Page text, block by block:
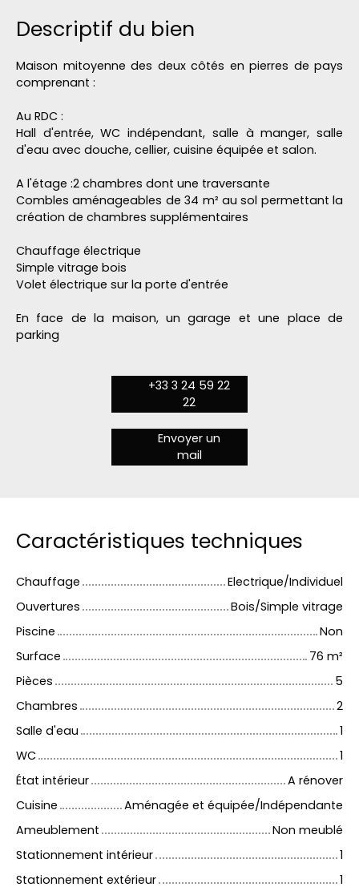
Descriptif du bien
Maison mitoyenne des deux côtés en pierres de pays
comprenant :
Au RDC :
Hall d'entrée, WC indépendant, salle à manger, salle
d'eau avec douche, cellier, cuisine équipée et salon.
A l'étage :2 chambres dont une traversante
Combles aménageables de 34 m² au sol permettant la
création de chambres supplémentaires
Chauffage électrique
Simple vitrage bois
Volet électrique sur la porte d'entrée
En face de la maison, un garage et une place de
parking
+33 3 24 59 22
22
Envoyer un
mail
Caractéristiques techniques
Chauffage
Electrique/Individuel
Ouvertures
Bois/Simple vitrage
Piscine
Non
Surface
76 m²
Pièces
5
Chambres
2
Salle d'eau
1
WC
1
État intérieur
A rénover
Cuisine
Aménagée et équipée/Indépendante
Ameublement
Non meublé
Stationnement intérieur
1
Stationnement extérieur
1